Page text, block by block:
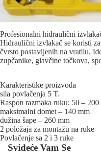
Profesionalni hidraulični
Hidraulični izvlakač se koristi
čvrsto postavljenih na vratilu.
zupčanike, glavčine točkova,
Karakteristike proizvoda
sila povlačenja 5 T.
Raspon razmaka ruku: 50 – 200
maksimalni domet – 140 mm
dužina šape – 260 mm
2 položaja za montažu na ruke
Povlačenje sa 2 i 3 ruke
Svideće Vam Se